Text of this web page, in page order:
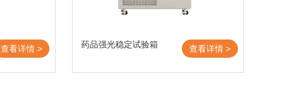
查看详情 > 药品强光稳定试验箱 查看详情 >